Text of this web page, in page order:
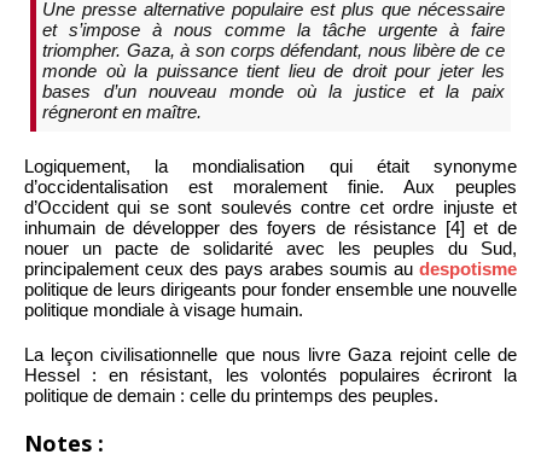
Une presse alternative populaire est plus que nécessaire
et s’impose à nous comme la tâche urgente à faire
triompher. Gaza, à son corps défendant, nous libère de ce
monde où la puissance tient lieu de droit pour jeter les
bases d’un nouveau monde où la justice et la paix
régneront en maître.
Logiquement, la mondialisation qui était synonyme
d’occidentalisation est moralement finie. Aux peuples
d’Occident qui se sont soulevés contre cet ordre injuste et
inhumain de développer des foyers de résistance [4] et de
nouer un pacte de solidarité avec les peuples du Sud,
principalement ceux des pays arabes soumis au despotisme
politique de leurs dirigeants pour fonder ensemble une nouvelle
politique mondiale à visage humain.
La leçon civilisationnelle que nous livre Gaza rejoint celle de
Hessel : en résistant, les volontés populaires écriront la
politique de demain : celle du printemps des peuples.
Notes :